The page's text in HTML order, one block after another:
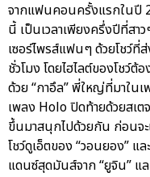
จากแฟนคอนครั้งแรกในปี
นี้ เป็นเวลาเพียงครึ่งปีที่ส
เซอร์ไพรส์แฟนๆ ด้วยโชว์ที่
ชั่วโมง โดยไฮไลต์ของโชว์ต้
ด้วย “กาอึล” พี่ใหญ่ที่มาใน
เพลง Holo ปิดท้ายด้วยสเ
ขึ้นมาสนุกไปด้วยกัน ก่อนจ
โชว์ดูเอ็ตของ “วอนยอง” แ
แดนซ์สุดมันส์จาก “ยูจิน” แ